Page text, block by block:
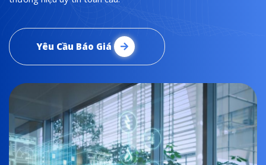
Yêu Cầu Báo Giá